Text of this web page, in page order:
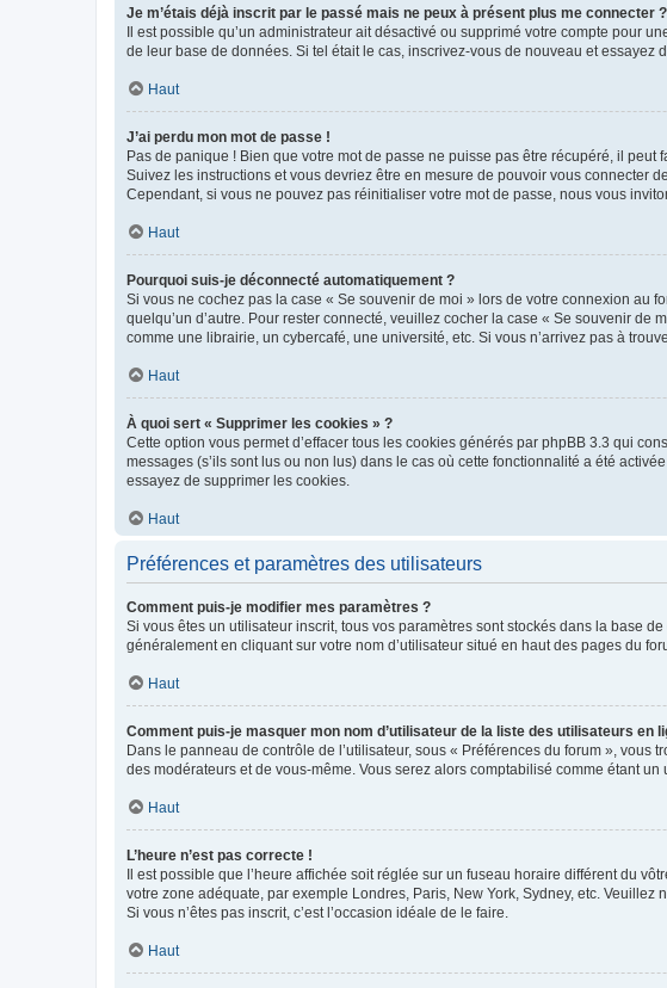
Je m’étais déjà inscrit par le passé mais ne peux à présent plus me connecter
Il est possible qu’un administrateur ait désactivé ou supprimé votre compte pour
de leur base de données. Si tel était le cas, inscrivez-vous de nouveau et essayez
Haut
J’ai perdu mon mot de passe !
Pas de panique ! Bien que votre mot de passe ne puisse pas être récupéré, il
Suivez les instructions et vous devriez être en mesure de pouvoir vous connecter
Cependant, si vous ne pouvez pas réinitialiser votre mot de passe, nous vous
Haut
Pourquoi suis-je déconnecté automatiquement ?
Si vous ne cochez pas la case « Se souvenir de moi » lors de votre connexion au
quelqu’un d’autre. Pour rester connecté, veuillez cocher la case « Se souvenir
comme une librairie, un cybercafé, une université, etc. Si vous n’arrivez pas à
Haut
À quoi sert « Supprimer les cookies » ?
Cette option vous permet d’effacer tous les cookies générés par phpBB 3.3 qui
messages (s’ils sont lus ou non lus) dans le cas où cette fonctionnalité a été
essayez de supprimer les cookies.
Haut
Préférences et paramètres des utilisateurs
Comment puis-je modifier mes paramètres ?
Si vous êtes un utilisateur inscrit, tous vos paramètres sont stockés dans la base
généralement en cliquant sur votre nom d’utilisateur situé en haut des pages du
Haut
Comment puis-je masquer mon nom d’utilisateur de la liste des utilisateurs en
Dans le panneau de contrôle de l’utilisateur, sous « Préférences du forum »,
des modérateurs et de vous-même. Vous serez alors comptabilisé comme étant un
Haut
L’heure n’est pas correcte !
Il est possible que l’heure affichée soit réglée sur un fuseau horaire différent du
votre zone adéquate, par exemple Londres, Paris, New York, Sydney, etc.
Si vous n’êtes pas inscrit, c’est l’occasion idéale de le faire.
Haut